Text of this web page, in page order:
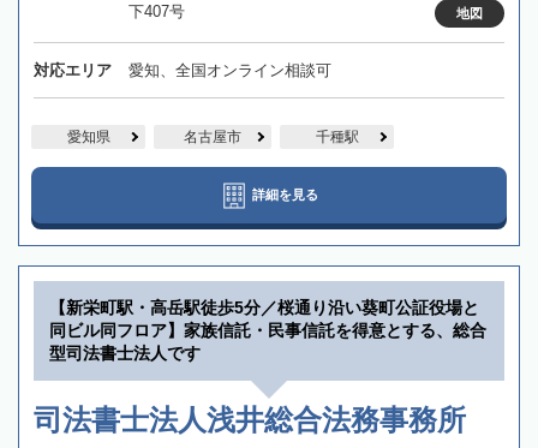
下407号
地図
対応エリア 愛知、全国オンライン相談可
愛知県 名古屋市 千種駅
詳細を見る
【新栄町駅・高岳駅徒歩5分／桜通り沿い葵町公証役場と
同ビル同フロア】家族信託・民事信託を得意とする、総合
型司法書士法人です
司法書士法人浅井総合法務事務所